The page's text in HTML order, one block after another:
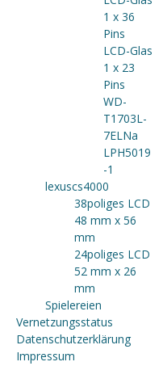
1 x 36
Pins
LCD-Glas
1 x 23
Pins
WD-
T1703L-
7ELNa
LPH5019
-1
lexuscs4000
38poliges LCD
48 mm x 56
mm
24poliges LCD
52 mm x 26
mm
Spielereien
Vernetzungsstatus
Datenschutzerklärung
Impressum